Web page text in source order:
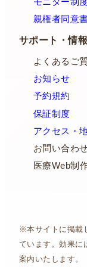
親権者同意
サポート・情報
よくあるご
お知らせ
予約規約
保証制度
アクセス・
お問い合わ
医療Web制
※本サイトに掲載
ています。効果に
案内いたします。